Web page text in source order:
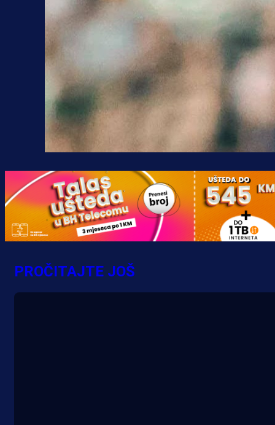
PROČITAJTE JOŠ